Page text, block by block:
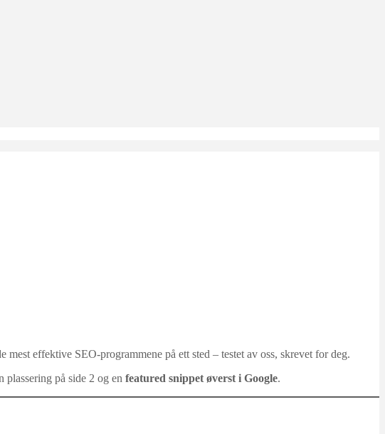
effektive SEO-programmene på ett sted – testet av oss, skrevet for deg.
på side 2 og en featured snippet øverst i Google.